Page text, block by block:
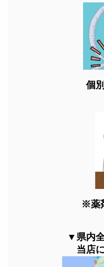
個
※薬
▼県内
当店